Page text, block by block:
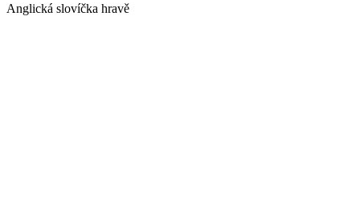
Anglická slovíčka hravě